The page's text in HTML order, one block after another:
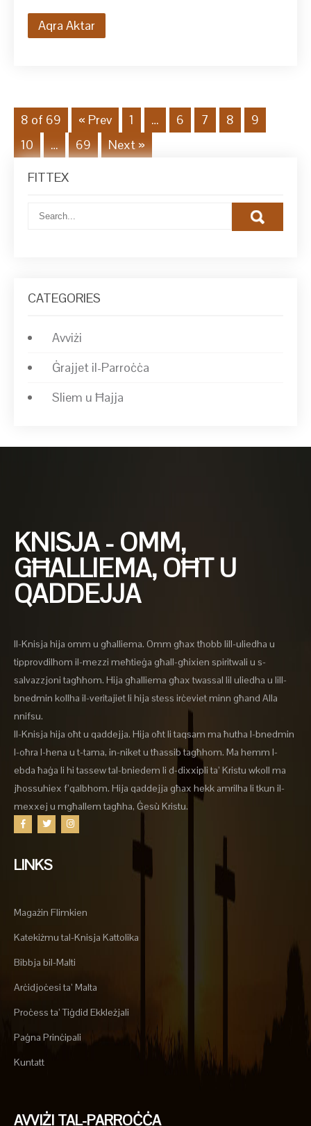
Aqra Aktar
8 of 69 « Prev 1 … 6 7 8
9
10
… 69 Next »
FITTEX
CATEGORIES
Avviżi
Ġrajjet il-Parroċċa
Sliem u Ħajja
KNISJA - OMM,
GĦALLIEMA, OĦT U
QADDEJJA
Il-Knisja hija omm u għalliema. Omm għax tħobb lill-uliedha u
tipprovdilhom il-mezzi meħtieġa għall-għixien spiritwali u s-
salvazzjoni tagħhom. Hija għalliema għax twassal lil uliedha u lill-
bnedmin kollha il-veritajiet li hija stess irċeviet minn għand Alla
nnifsu.
Il-Knisja hija oħt u qaddejja. Hija oħt li taqsam ma ħutha l-bnedmin
l-oħra l-hena u t-tama, in-niket u tħassib tagħhom. Ma hemm l-
ebda ħaġa li hi tassew tal-bniedem li d-dixxipli ta’ Kristu wkoll ma
jħossuhiex f’qalbhom. Hija qaddejja għax hekk amrilha li tkun il-
mexxej u mgħallem tagħha, Ġesù Kristu.
LINKS
Magażin Flimkien
Katekiżmu tal-Knisja Kattolika
Bibbja bil-Malti
Arċidjoċesi ta’ Malta
Proċess ta’ Tiġdid Ekkleżjali
Paġna Prinċipali
Kuntatt
AVVIŻI TAL-PARROĊĊA